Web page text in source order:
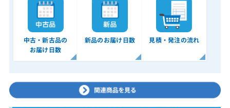
中古・新古品の
お届け日数
新品のお届け日数 見積・発注の流れ